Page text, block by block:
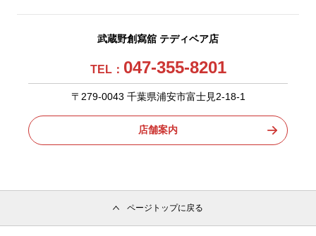
武蔵野創寫舘 テディベア店
TEL： 047-355-8201
〒279-0043 千葉県浦安市富士見2-18-1
店舗案内
ページトップに戻る